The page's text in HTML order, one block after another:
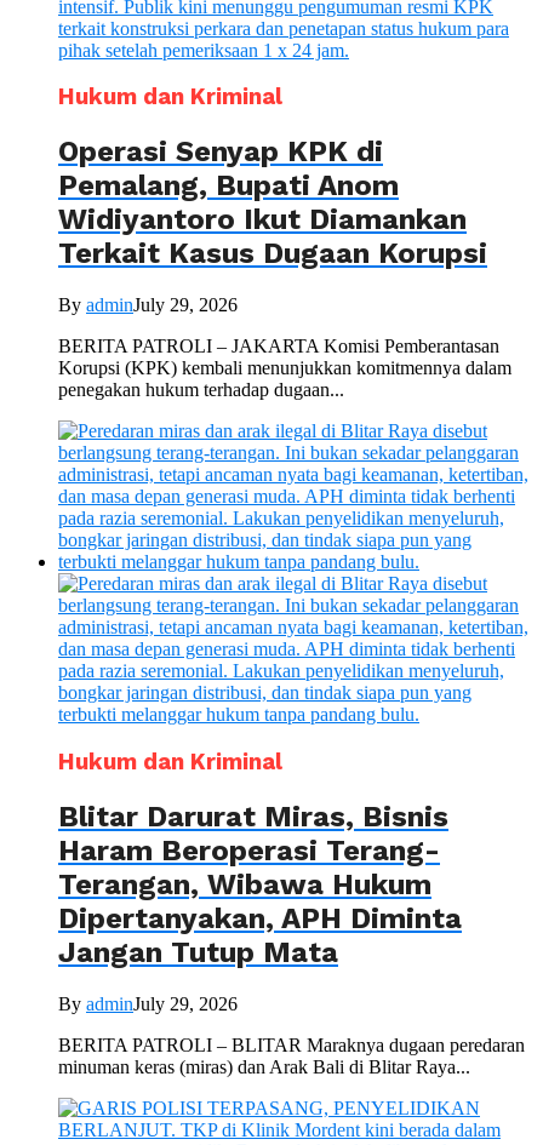
Hukum dan Kriminal
Operasi Senyap KPK di
Pemalang, Bupati Anom
Widiyantoro Ikut Diamankan
Terkait Kasus Dugaan Korupsi
By adminJuly 29, 2026
BERITA PATROLI – JAKARTA Komisi Pemberantasan
Korupsi (KPK) kembali menunjukkan komitmennya dalam
penegakan hukum terhadap dugaan...
Hukum dan Kriminal
Blitar Darurat Miras, Bisnis
Haram Beroperasi Terang-
Terangan, Wibawa Hukum
Dipertanyakan, APH Diminta
Jangan Tutup Mata
By adminJuly 29, 2026
BERITA PATROLI – BLITAR Maraknya dugaan peredaran
minuman keras (miras) dan Arak Bali di Blitar Raya...